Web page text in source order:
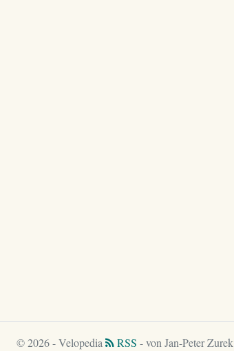
© 2026 - Velopedia RSS - von Jan-Peter Zurek